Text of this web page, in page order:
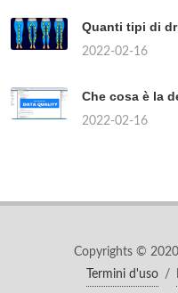
Quanti tipi di
2022-02-16
Che cosa è la
2022-02-16
Copyrights ©
Termini d'uso
/